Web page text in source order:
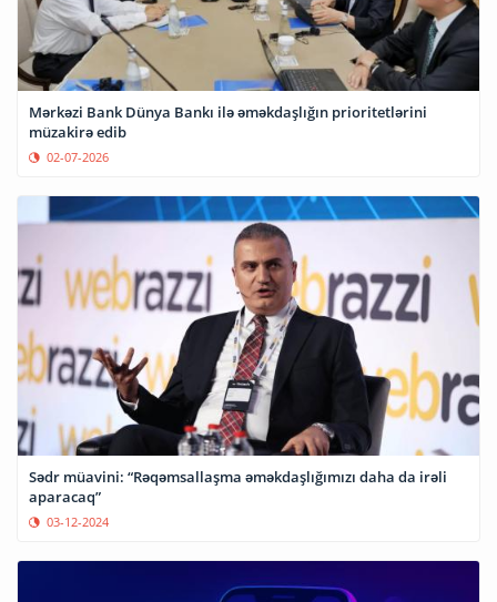
Mərkəzi Bank Dünya Bankı ilə əməkdaşlığın prioritetlərini
müzakirə edib
02-07-2026
Sədr müavini: “Rəqəmsallaşma əməkdaşlığımızı daha da irəli
aparacaq”
03-12-2024